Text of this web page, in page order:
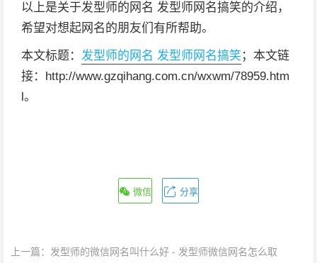
以上是关于发型师的网名 发型师网名搞笑的介绍，
希望对想起网名的朋友们有所帮助。
本文标题： 发型师的网名 发型师网名搞笑；本文链
接：http://www.gzqihang.com.cn/wxwm/78959.htm
l。
微信 分享
上一篇：
发型师的微信网名叫什么好 - 发型师微信网名怎么取